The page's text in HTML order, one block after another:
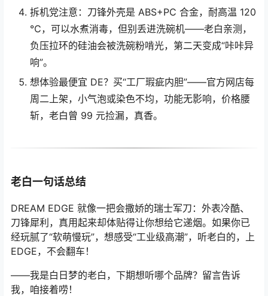
拆机党注意：刀锋外壳是 ABS+PC 合金，耐高温 120
℃，可以水煮消毒，但别丢进洗碗机——老白亲测，
负压拉环的硅油会被洗碗粉啃光，第二天变成“咔咔异
响”。
想体验最便宜 DE？买“工厂瑕疵内胆”——官方网店每
周二上架，小气泡或染色不均，功能无影响，价格腰
斩，老白曾 99 元捡漏，真香。
老白一句话总结
DREAM EDGE 就像一把会撒娇的瑞士军刀：外表冷酷、
刀锋犀利，真用起来却体贴得让你想给它递烟。如果你已
经玩腻了“软萌慢玩”，想感受“工业级高潮”，听老白的，上
EDGE，不会翻车！
——我是白日梦的老白，下期想听哪个品牌？留言告诉
我，咱接着唠！